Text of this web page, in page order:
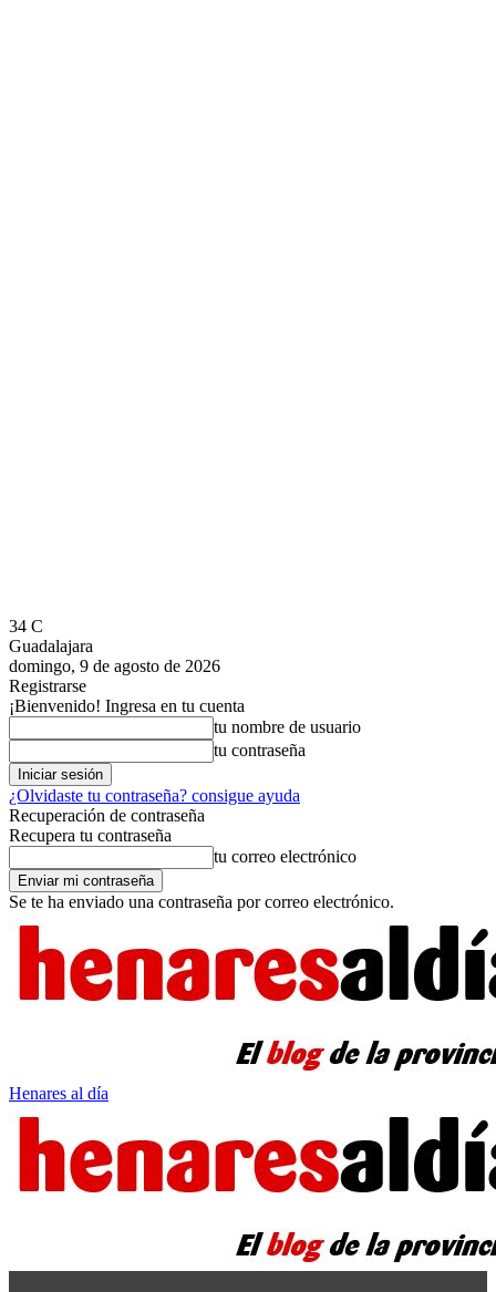
34 C
Guadalajara
domingo, 9 de agosto de 2026
Registrarse
¡Bienvenido! Ingresa en tu cuenta
tu nombre de usuario
tu contraseña
¿Olvidaste tu contraseña? consigue ayuda
Recuperación de contraseña
Recupera tu contraseña
tu correo electrónico
Se te ha enviado una contraseña por correo electrónico.
Henares al día